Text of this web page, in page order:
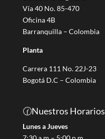
g
o
r
a
Vía 40 No. 85-470
Oficina 4B
Barranquilla – Colombia
Planta
Carrera 111 No. 22J-23
Bogotá D.C – Colombia
🕜Nuestros Horarios
Lunes a Jueves